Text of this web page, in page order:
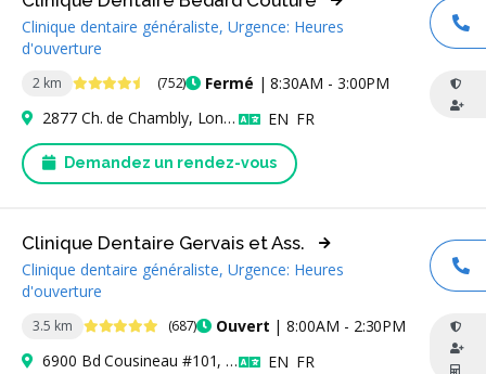
2 km 4.6 étoiles (752) Fermé | 8:30AM - 3:00PM
Clinique dentaire généraliste, Urgence: Heures
d'ouverture
Demandez un rendez-vous
2877 Ch. de Chambly, Longueuil, QC J4L 1M8, Canada EN Anglais
FR
3.5 km 4.9 étoiles (687) Ouvert | 8:00AM - 2:30PM
Clinique Dentaire Gervais et Ass.
Clinique dentaire généraliste, Urgence: Heures
d'ouverture
6900 Bd Cousineau #101, Longueuil, QC J3Y 9A3, Canada EN Anglais
FR